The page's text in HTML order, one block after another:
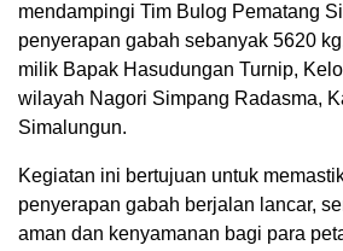
mendampingi Tim Bulog Pematang
penyerapan gabah sebanyak 5620
milik Bapak Hasudungan Turnip,
wilayah Nagori Simpang Radasma,
Simalungun.
Kegiatan ini bertujuan untuk
penyerapan gabah berjalan lancar,
aman dan kenyamanan bagi para